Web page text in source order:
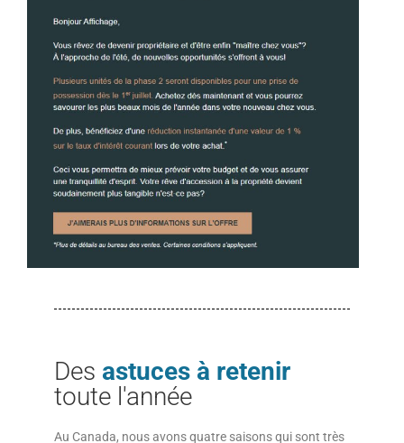
Des astuces à retenir
toute l'année
Au Canada, nous avons quatre saisons qui sont très